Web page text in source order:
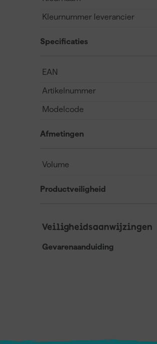
Kleurnummer leverancier
Specificaties
EAN
Artikelnummer
Modelcode
Afmetingen
Volume
Productveiligheid
Veiligheidsaanwijzingen
Gevarenaanduiding